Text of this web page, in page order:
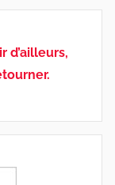
d’ailleurs,